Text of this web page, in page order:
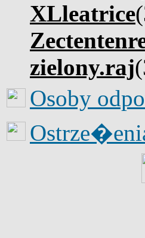
XLleatrice
zielony.raj
Osoby